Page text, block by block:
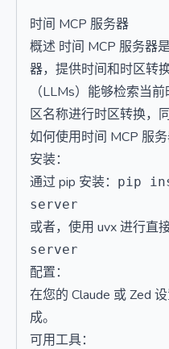
时间 MCP 服务器
概述 时间 MCP 服务器
器，提供时间和时区转
（LLMs）能够检索当
区名称进行时区转换，
如何使用时间 MCP 服
安装：
通过 pip 安装：
pip
server
或者，使用 uvx 进行直接
server
配置：
在您的 Claude 或 Zed
成。
可用工具：